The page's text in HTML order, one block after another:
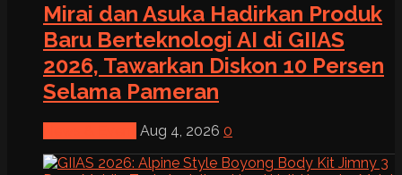
Mirai dan Asuka Hadirkan Produk
Baru Berteknologi AI di GIIAS
2026, Tawarkan Diskon 10 Persen
Selama Pameran
Aug 4, 2026 0